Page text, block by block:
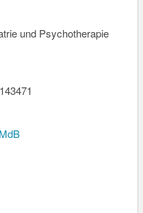
und Psychotherapie